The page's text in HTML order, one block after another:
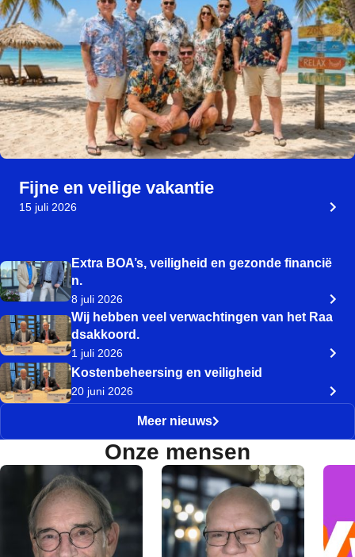
Fijne en veilige vakantie
15 juli 2026
Extra BOA’s, veiligheid en gezonde financië
n.
8 juli 2026
Wij hebben veel verwachtingen van het Raa
dsakkoord.
1 juli 2026
Kostenbeheersing en veiligheid
20 juni 2026
Meer nieuws
Onze mensen